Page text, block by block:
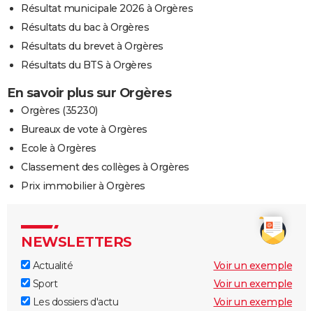
Résultat municipale 2026 à Orgères
Résultats du bac à Orgères
Résultats du brevet à Orgères
Résultats du BTS à Orgères
En savoir plus sur Orgères
Orgères (35230)
Bureaux de vote à Orgères
Ecole à Orgères
Classement des collèges à Orgères
Prix immobilier à Orgères
NEWSLETTERS
Actualité
Voir un exemple
Sport
Voir un exemple
Les dossiers d'actu
Voir un exemple